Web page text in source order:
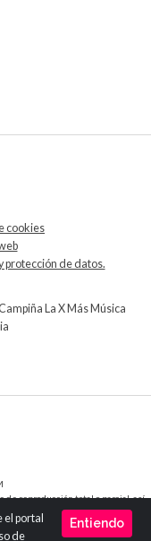
el portal
de
Entiendo
cookies
protección de datos.
La X Más Música
de reproducción total o parcial, así
escrita del titular.